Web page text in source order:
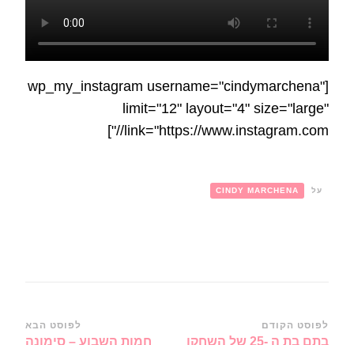
[wp_my_instagram username="cindymarchena"
limit="12" layout="4" size="large"
link="https://www.instagram.com//"]
על CINDY MARCHENA
ניווט
לפוסט הקודם
בתם בת ה -25 של השחקן
לפוסט הבא
חמות השבוע – סימונה